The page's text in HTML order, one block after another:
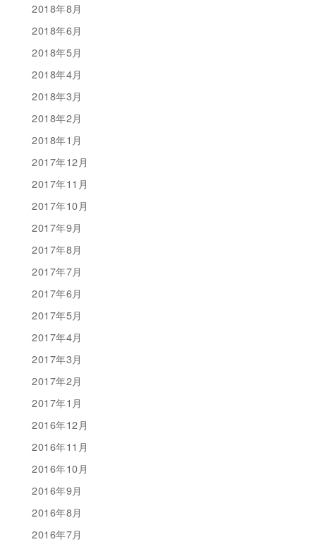
2018年8月
2018年6月
2018年5月
2018年4月
2018年3月
2018年2月
2018年1月
2017年12月
2017年11月
2017年10月
2017年9月
2017年8月
2017年7月
2017年6月
2017年5月
2017年4月
2017年3月
2017年2月
2017年1月
2016年12月
2016年11月
2016年10月
2016年9月
2016年8月
2016年7月